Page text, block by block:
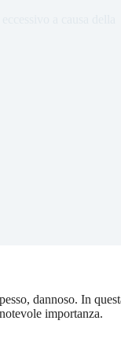
dannoso. In
importanza.